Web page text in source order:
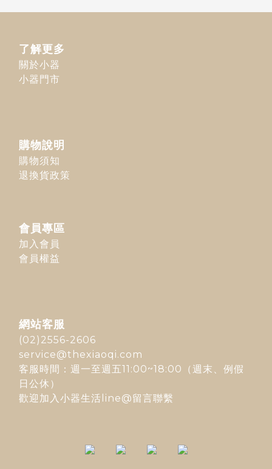
了解更多
關於小器
小器門市
購物說明
購物須知
退換貨政策
會員專區
加入會員
會員權益
網站客服
(02)2556-2606
service@thexiaoqi.com
客服時間：週一至週五11:00~18:00（週末、例假
日公休）
歡迎加入 小器生活line@留言聯繫